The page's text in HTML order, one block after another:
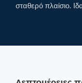
σταθερό πλαίσιο.